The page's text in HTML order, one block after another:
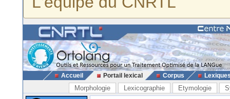
Accueil Portail lexical Corpus
Morphologie Lexicographie Etymologie